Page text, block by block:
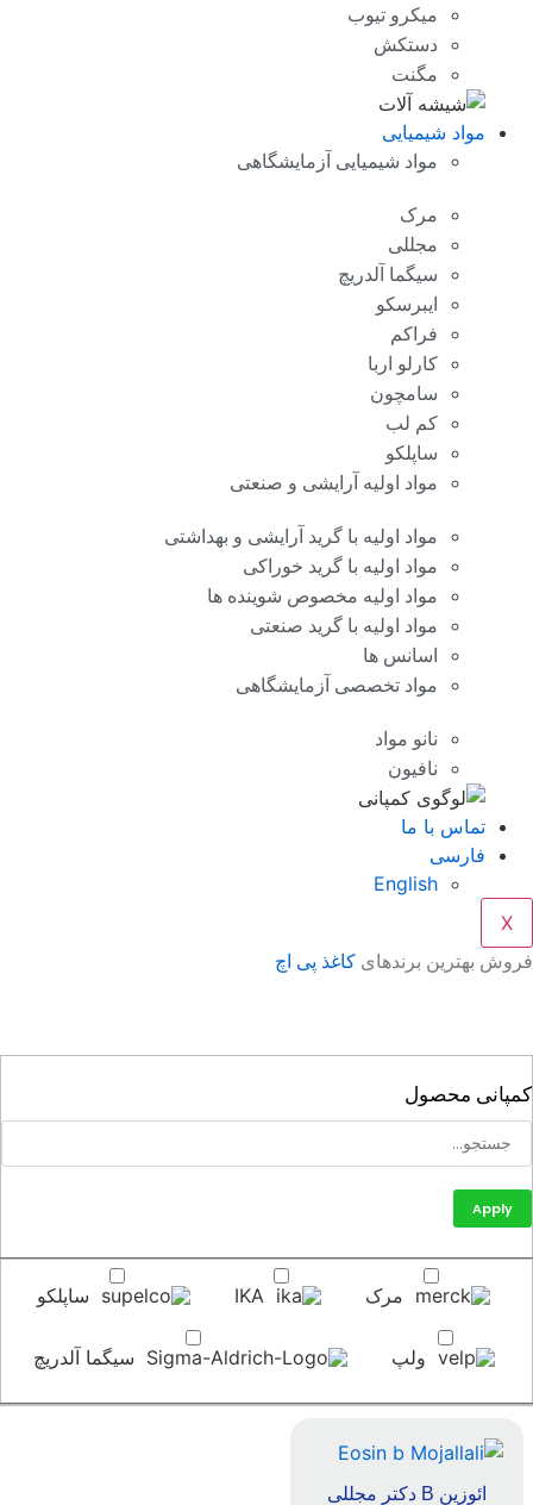
میکرو تیوب
دستکش
مگنت
مواد شیمیایی
مواد شیمیایی آزمایشگاهی
مرک
مجللی
سیگما آلدریچ
ایبرسکو
فراکم
کارلو اربا
سامچون
کم لب
ساپلکو
مواد اولیه آرایشی و صنعتی
مواد اولیه با گرید آرایشی و بهداشتی
مواد اولیه با گرید خوراکی
مواد اولیه مخصوص شوینده ها
مواد اولیه با گرید صنعتی
اسانس ها
مواد تخصصی آزمایشگاهی
نانو مواد
نافیون
تماس با ما
فارسی
English
بهترین برندهایکاغذ پی اچ
محصول
Apply
مرک IKA ساپلکو
ولپ سیگما آلدریچ
ائوزین B دکتر مجللی